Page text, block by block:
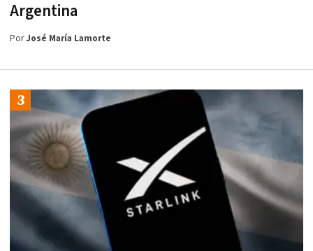
Argentina
PorJosé María Lamorte